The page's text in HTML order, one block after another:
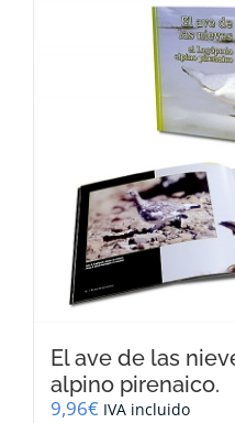
El ave de las
alpino pirenaico.
9,96€ IVA incluido